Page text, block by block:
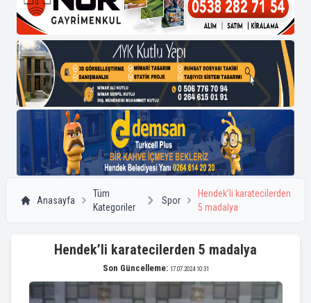
Anasayfa
Tüm
Kategoriler
Spor
Hendek’li karatecilerden
5 madalya
Hendek’li karatecilerden 5 madalya
Son Güncelleme: 17.07.2024 10:31